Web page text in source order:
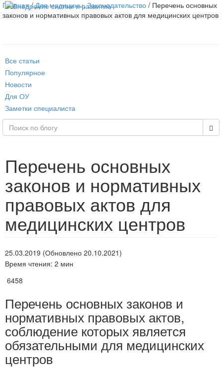
Toggle
Главная/Для медицины,Законодательство / Перечень основных
законов и нормативных правовых актов для медицинских центров
Все статьи
Популярное
Новости
Для ОУ
Заметки специалиста
Перечень основных
законов и нормативных
правовых актов для
медицинских центров
25.03.2019 (Обновлено 20.10.2021)
Время чтения: 2 мин
6458
Перечень основных законов и
нормативных правовых актов,
соблюдение которых является
обязательными для медицинских
центров